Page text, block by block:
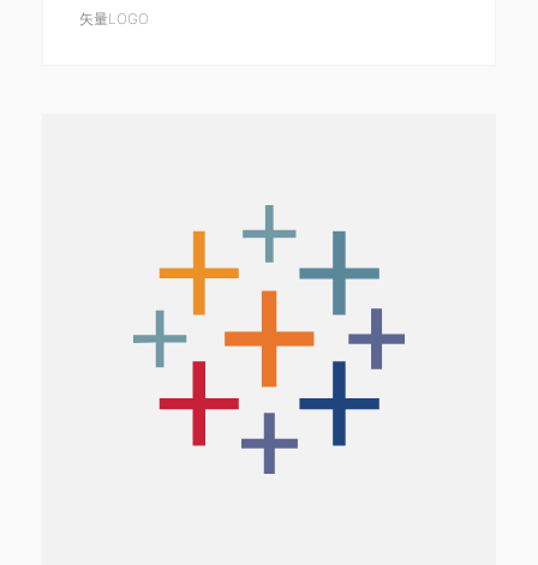
矢量LOGO